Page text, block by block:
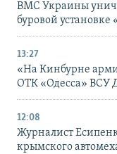
ВМС Украины
буровой
13:27
«На Кинбурне
ОТК «Одесса» ВСУ
12:08
Журналист
крымского